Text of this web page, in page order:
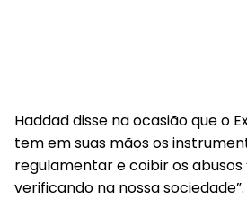
Haddad disse na ocasião que o
tem em suas mãos os
regulamentar e coibir os abusos
verificando na nossa sociedade”.